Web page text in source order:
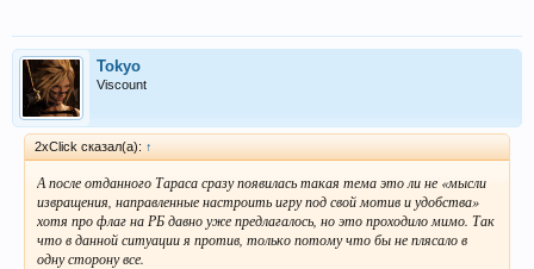
Tokyo
Viscount
2xClick сказал(а): ↑
А после отданного Тараса сразу появилась такая тема это ли не «мысли
извращения, направленные настроить игру под свой мотив и удобства»
хотя про флаг на РБ давно уже предлагалось, но это проходило мимо. Так
что в данной ситуации я против, только потому что бы не плясало в
одну сторону все.